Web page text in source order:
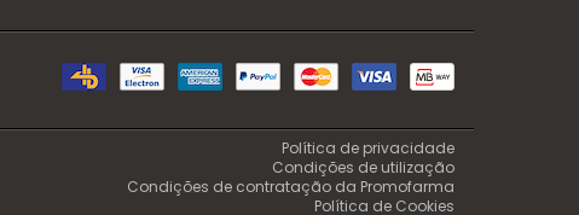
Política de privacidade
Condições de utilização
Condições de contratação da Promofarma
Política de Cookies